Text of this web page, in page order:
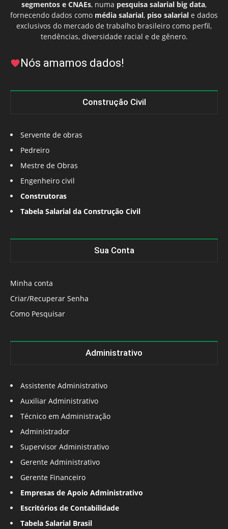
segmentos e CNAEs, numa pesquisa salarial big data,
fornecendo dados como média salarial, piso salarial e dados
exclusivos do mercado de trabalho brasileiro como perfil,
tendências, diversidade racial e de gênero.
Nós amamos dados!
Construção Civil
Servente de obras
Pedreiro
Mestre de Obras
Engenheiro civil
Construtoras
Tabela Salarial da Construção Civil
Sua Conta
Minha conta
Criar/Recuperar Senha
Como Pesquisar
Administrativo
Assistente Administrativo
Auxiliar Administrativo
Técnico em Administração
Administrador
Supervisor Administrativo
Gerente Administrativo
Gerente Financeiro
Empresas de Apoio Administrativo
Escritórios de Contabilidade
Tabela Salarial Brasil